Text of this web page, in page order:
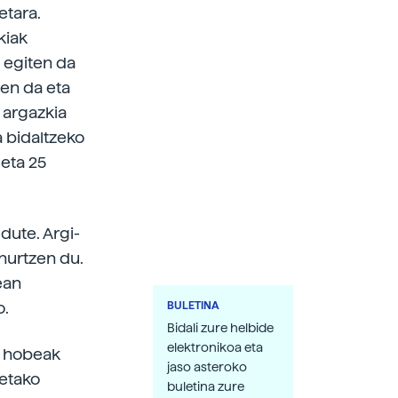
egiten da
da eta
bidaltzeko
25
Argi-
du.
BULETINA
Bidali zure helbide
elektronikoa eta
jaso asteroko
buletina zure